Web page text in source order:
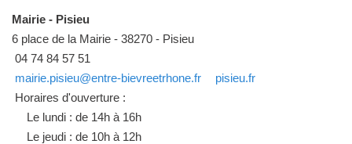
Mairie - Pisieu
6 place de la Mairie - 38270 - Pisieu
04 74 84 57 51
mairie.pisieu@entre-bievreetrhone.fr
pisieu.fr
Horaires d'ouverture :
Le lundi : de 14h à 16h
Le jeudi : de 10h à 12h